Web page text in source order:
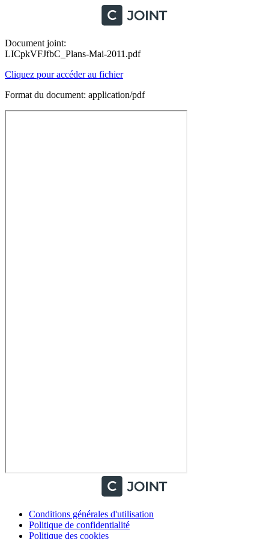
Document joint:
LICpkVFJfbC_Plans-Mai-2011.pdf
Cliquez pour accéder au fichier
Format du document: application/pdf
Conditions générales d'utilisation
Politique de confidentialité
Politique des cookies